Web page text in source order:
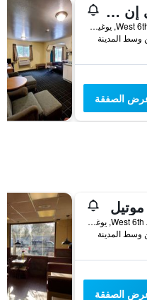
كورتيسي إن داونتاون يوجيني
345 West 6th Avenue, يوغين, OR, الولايات المتحدة الأميريكية
الصفقة
1040 West 6th Avenue, يوغين, OR, الولايات المتحدة الأميريكية
الصفقة